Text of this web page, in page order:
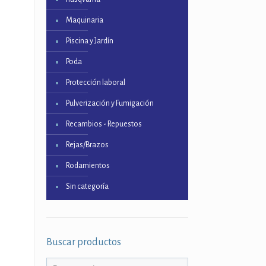
Maquinaria
Piscina y Jardín
Poda
Protección laboral
Pulverización y Fumigación
Recambios - Repuestos
Rejas/Brazos
Rodamientos
Sin categoría
Buscar productos